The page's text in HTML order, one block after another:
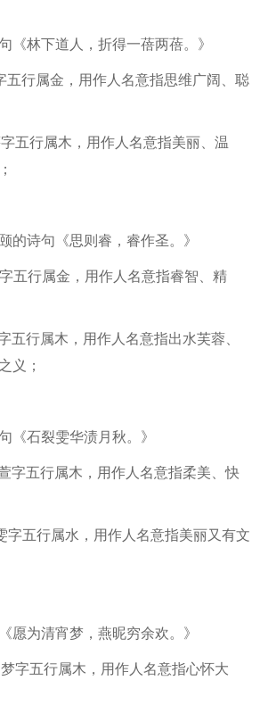
林下道人，折得一蓓两蓓。》
五行属金，用作人名意指思维广阔、聪
五行属木，用作人名意指美丽、温
诗句《思则睿，睿作圣。》
五行属金，用作人名意指睿智、精
五行属木，用作人名意指出水芙蓉、
义；
石裂雯华渍月秋。》
字五行属木，用作人名意指柔美、快
字五行属水，用作人名意指美丽又有文
为清宵梦，燕昵穷余欢。》
字五行属木，用作人名意指心怀大